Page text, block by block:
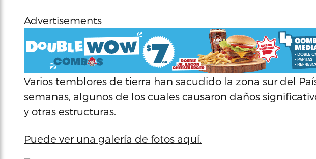
Advertisements
Varios temblores de tierra han sacudido la zona sur del
semanas, algunos de los cuales causaron daños
y otras estructuras.
Puede ver una galería de fotos aquí.